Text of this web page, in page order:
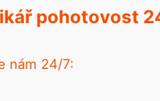
pohotovost
nám 24/7: